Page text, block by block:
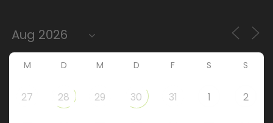
M D M D F S S
27 28 29 30 31 1 2